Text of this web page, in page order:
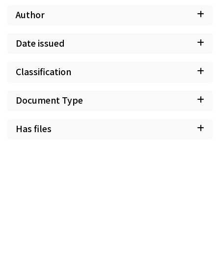
Author
Date issued
Classification
Document Type
Has files